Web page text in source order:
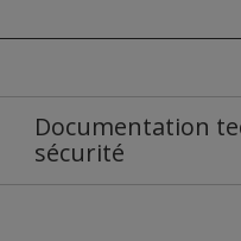
Documentation
sécurité